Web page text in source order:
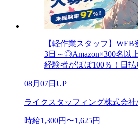
【軽作業スタッフ】
3日～◎Amazon×300名以
経験者がほぼ100％！日
08月07日UP
ライクスタッフィング株式会社
時給1,300円〜1,625円